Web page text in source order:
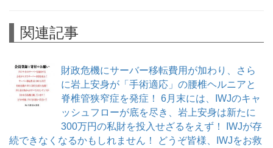
関連記事
財政危機にサーバー移転費用が加わり、さら
に岩上安身が「手術適応」の腰椎ヘルニアと
脊椎管狭窄症を発症！ 6月末には、IWJのキャ
ッシュフローが底を尽き、岩上安身は新たに
300万円の私財を投入せざるをえず！ IWJが存
続できなくなるかもしれません！ どうぞ皆様、IWJをお救